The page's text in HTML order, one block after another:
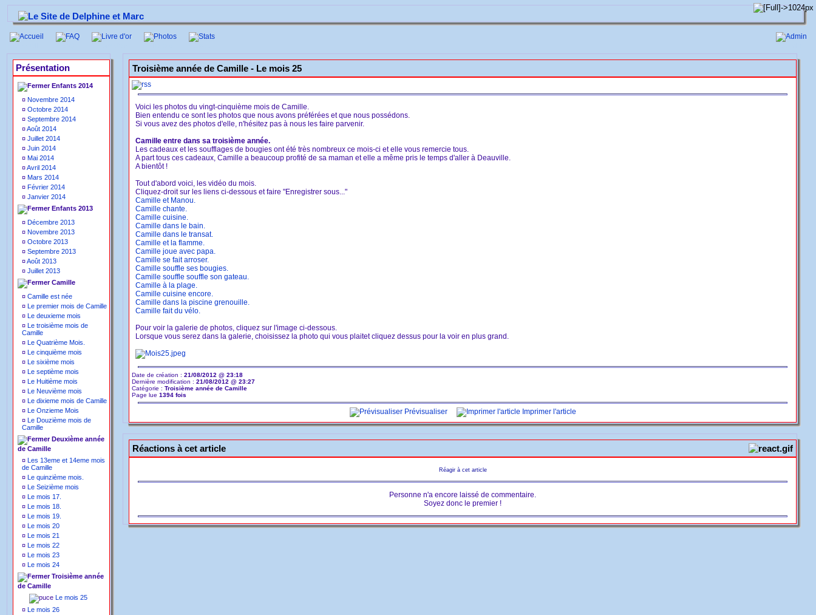
Présentation
Enfants 2014
¤ Novembre 2014
¤ Octobre 2014
¤ Septembre 2014
¤Août 2014
¤ Juillet 2014
¤ Juin 2014
¤ Mai 2014
¤Avril 2014
¤ Mars 2014
¤ Février 2014
¤ Janvier 2014
Enfants 2013
¤ Décembre 2013
¤ Novembre 2013
¤ Octobre 2013
¤ Septembre 2013
¤Août 2013
¤ Juillet 2013
Camille
¤ Camille est née
¤ Le premier mois de Camille
¤ Le deuxieme mois
¤ Le troisième mois de
Camille
¤ Le Quatrième Mois.
¤ Le cinquième mois
¤ Le sixième mois
¤ Le septième mois
¤ Le Huitième mois
¤ Le Neuvième mois
¤ Le dixieme mois de Camille
¤ Le Onzieme Mois
¤ Le Douzième mois de
Camille
Deuxième année
de Camille
¤ Les 13eme et 14eme mois
de Camille
¤ Le quinzième mois.
¤ Le Seizième mois
¤ Le mois 17.
¤ Le mois 18.
¤ Le mois 19.
¤ Le mois 20
¤ Le mois 21
¤ Le mois 22
¤ Le mois 23
¤ Le mois 24
Troisième année
de Camille
Le mois 25
¤ Le mois 26
Troisième année de Camille - Le mois 25
Voici les photos du vingt-cinquième mois de Camille.
Bien entendu ce sont les photos que nous avons préférées et que nous possédons.
Si vous avez des photos d'elle, n'hésitez pas à nous les faire parvenir.
Camille entre dans sa troisième année.
Les cadeaux et les soufflages de bougies ont été très nombreux ce mois-ci et elle vous remercie tous.
A part tous ces cadeaux, Camille a beaucoup profité de sa maman et elle a même pris le temps d'aller à Deauville.
A bientôt !
Tout d'abord voici, les vidéo du mois.
Cliquez-droit sur les liens ci-dessous et faire "Enregistrer sous..."
Camille et Manou.
Camille chante.
Camille cuisine.
Camille dans le bain.
Camille dans le transat.
Camille et la flamme.
Camille joue avec papa.
Camille se fait arroser.
Camille souffle ses bougies.
Camille souffle souffle son gateau.
Camille à la plage.
Camille cuisine encore.
Camille dans la piscine grenouille.
Camille fait du vélo.
Pour voir la galerie de photos, cliquez sur l'image ci-dessous.
Lorsque vous serez dans la galerie, choisissez la photo qui vous plaitet cliquez dessus pour la voir en plus grand.
Date de création : 21/08/2012 @ 23:18
Dernière modification : 21/08/2012 @ 23:27
Catégorie : Troisième année de Camille
Page lue 1394 fois
Prévisualiser Imprimer l'article
Réactions à cet article
Réagir à cet article
Personne n'a encore laissé de commentaire.
Soyez donc le premier !